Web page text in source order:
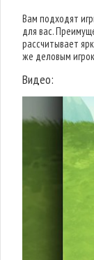
Вам подходят
для вас.
рассчитывает
же деловым
Видео: